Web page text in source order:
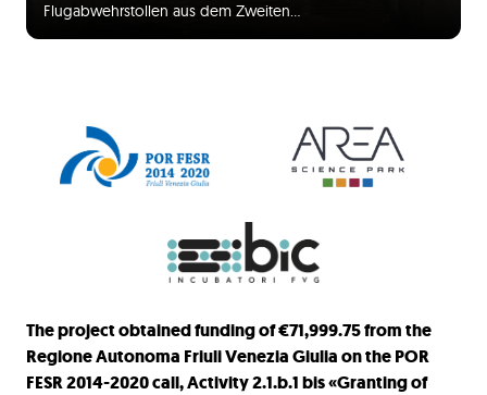
Flugabwehrstollen aus dem Zweiten…
The project obtained funding of €71,999.75 from the
Regione Autonoma Friuli Venezia Giulia on the POR
FESR 2014-2020 call, Activity 2.1.b.1 bis «Granting of